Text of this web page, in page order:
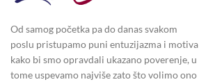
Od samog početka pa do danas svakom
poslu pristupamo puni entuzijazma i motiva
kako bi smo opravdali ukazano poverenje, u
tome uspevamo najviše zato što volimo ono